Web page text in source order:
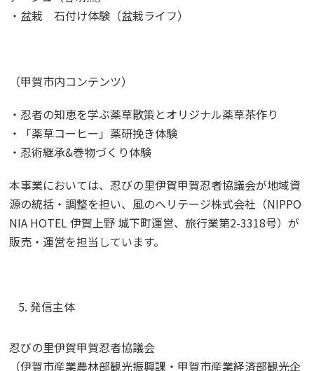
・盆栽 石付け体験（盆栽ライフ）
（甲賀市内コンテンツ）
・忍者の知恵を学ぶ薬草散策とオリジナル薬草茶作り
・「薬草コーヒー」薬研挽き体験
・忍術継承&巻物づくり体験
本事業においては、忍びの里伊賀甲賀忍者協議会が地域資
源の統括・調整を担い、風のヘリテージ株式会社（NIPPO
NIA HOTEL 伊賀上野 城下町運営、旅行業第2-3318号）が
販売・運営を担当しています。
発信主体
忍びの里伊賀甲賀忍者協議会
（伊賀市産業農林部観光振興課・甲賀市産業経済部観光企